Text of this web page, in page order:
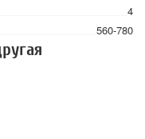
4
560-780